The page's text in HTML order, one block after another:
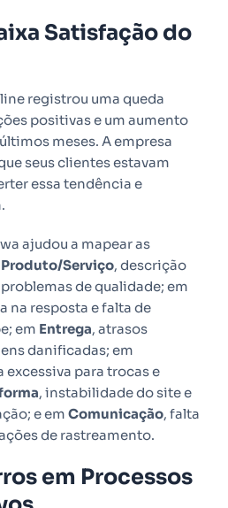
Satisfação do
registrou uma queda
positivas e um aumento
meses. A empresa
seus clientes estavam
essa tendência e
ajudou a mapear as
Produto/Serviço, descrição
de qualidade; em
na resposta e falta de
em Entrega, atrasos
danificadas; em
excessiva para trocas e
, instabilidade do site e
e em Comunicação, falta
de rastreamento.
em Processos